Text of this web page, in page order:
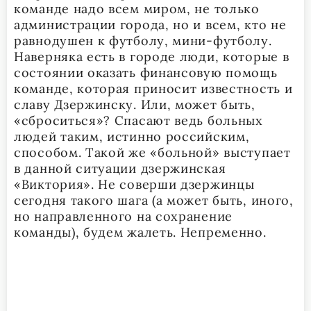
команде надо всем миром, не только
администрации города, но и всем, кто не
равнодушен к футболу, мини-футболу.
Наверняка есть в городе люди, которые в
состоянии оказать финансовую помощь
команде, которая приносит известность и
славу Дзержинску. Или, может быть,
«сброситься»? Спасают ведь больных
людей таким, истинно российским,
способом. Такой же «больной» выступает
в данной ситуации дзержинская
«Виктория». Не соверши дзержинцы
сегодня такого шага (а может быть, иного,
но направленного на сохранение
команды), будем жалеть. Непременно.